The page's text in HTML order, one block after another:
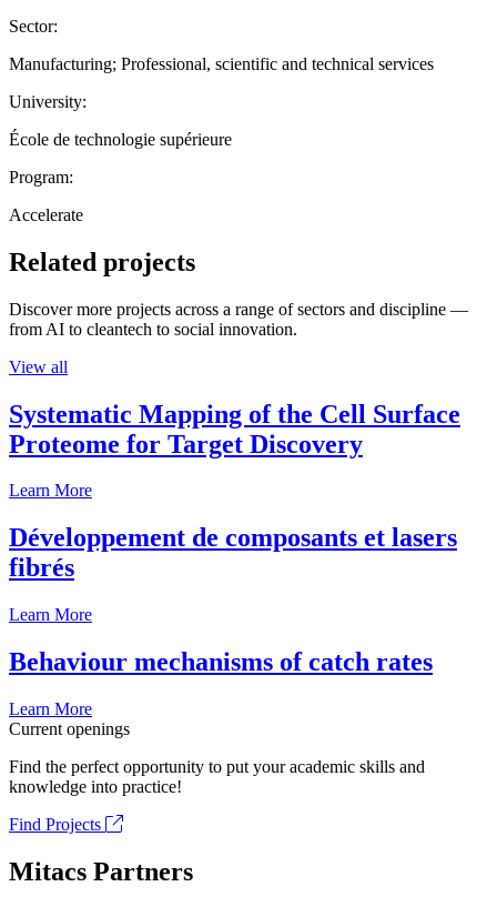
Sector:
Manufacturing; Professional, scientific and technical services
University:
École de technologie supérieure
Program:
Accelerate
Related projects
Discover more projects across a range of sectors and discipline —
from AI to cleantech to social innovation.
View all
Systematic Mapping of the Cell Surface
Proteome for Target Discovery
Learn More
Développement de composants et lasers
fibrés
Learn More
Behaviour mechanisms of catch rates
Learn More
Current openings
Find the perfect opportunity to put your academic skills and
knowledge into practice!
Find Projects
Mitacs Partners